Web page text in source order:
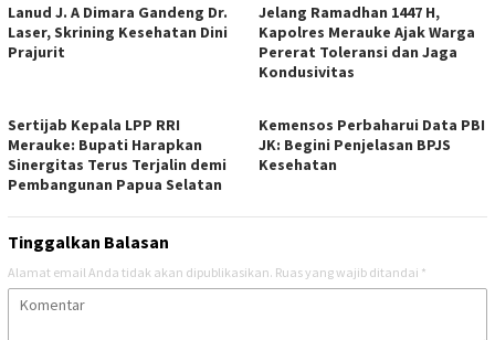
Lanud J. A Dimara Gandeng Dr.
Laser, Skrining Kesehatan Dini
Prajurit
Jelang Ramadhan 1447 H,
Kapolres Merauke Ajak Warga
Pererat Toleransi dan Jaga
Kondusivitas
Sertijab Kepala LPP RRI
Merauke: Bupati Harapkan
Sinergitas Terus Terjalin demi
Pembangunan Papua Selatan
Kemensos Perbaharui Data PBI
JK: Begini Penjelasan BPJS
Kesehatan
Tinggalkan Balasan
Alamat email Anda tidak akan dipublikasikan. Ruas yang wajib ditandai *